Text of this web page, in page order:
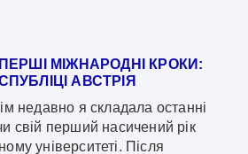
МІЖНАРОДНІ КРОКИ:
АВСТРІЯ
недавно я складала останні
свій перший насичений рік
університеті. Після